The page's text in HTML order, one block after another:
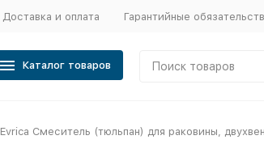
Доставка и оплата Гарантийные
Каталог товаров
Evrica Смеситель (тюльпан) для раковины,